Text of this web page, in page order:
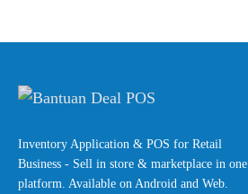
Inventory Application & POS for Retail
Business - Sell in store & marketplace in one
platform. Available on Android and Web.